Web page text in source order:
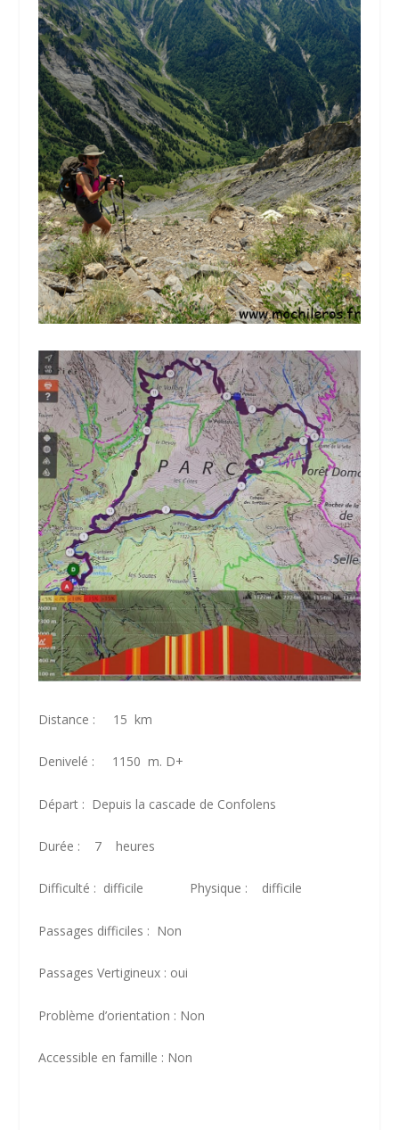
Distance : 15 km
Denivelé : 1150 m. D+
Départ : Depuis la cascade de Confolens
Durée : 7 heures
Difficulté : difficile Physique : difficile
Passages difficiles : Non
Passages Vertigineux : oui
Problème d’orientation : Non
Accessible en famille : Non